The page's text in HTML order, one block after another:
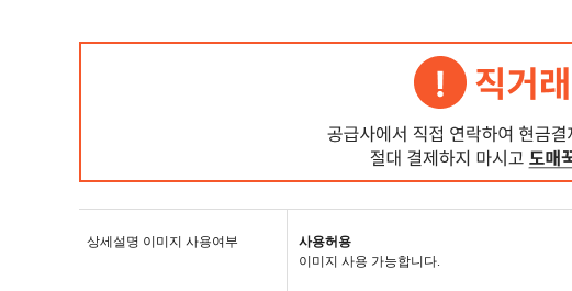
상세설명 이미지 사용여부
사용허용
이미지 사용 가능합니다.